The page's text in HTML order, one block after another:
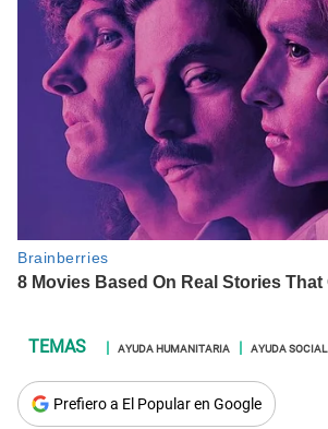
AYUDA HUMANITARIA AYUDA SOCIAL
Prefiero a El Popular en Google